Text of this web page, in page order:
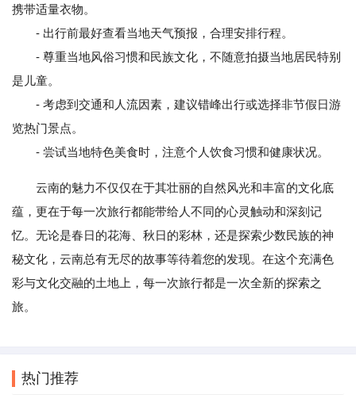
携带适量衣物。
- 出行前最好查看当地天气预报，合理安排行程。
- 尊重当地风俗习惯和民族文化，不随意拍摄当地居民特别
是儿童。
- 考虑到交通和人流因素，建议错峰出行或选择非节假日游
览热门景点。
- 尝试当地特色美食时，注意个人饮食习惯和健康状况。
云南的魅力不仅仅在于其壮丽的自然风光和丰富的文化底
蕴，更在于每一次旅行都能带给人不同的心灵触动和深刻记
忆。无论是春日的花海、秋日的彩林，还是探索少数民族的神
秘文化，云南总有无尽的故事等待着您的发现。在这个充满色
彩与文化交融的土地上，每一次旅行都是一次全新的探索之
旅。
热门推荐